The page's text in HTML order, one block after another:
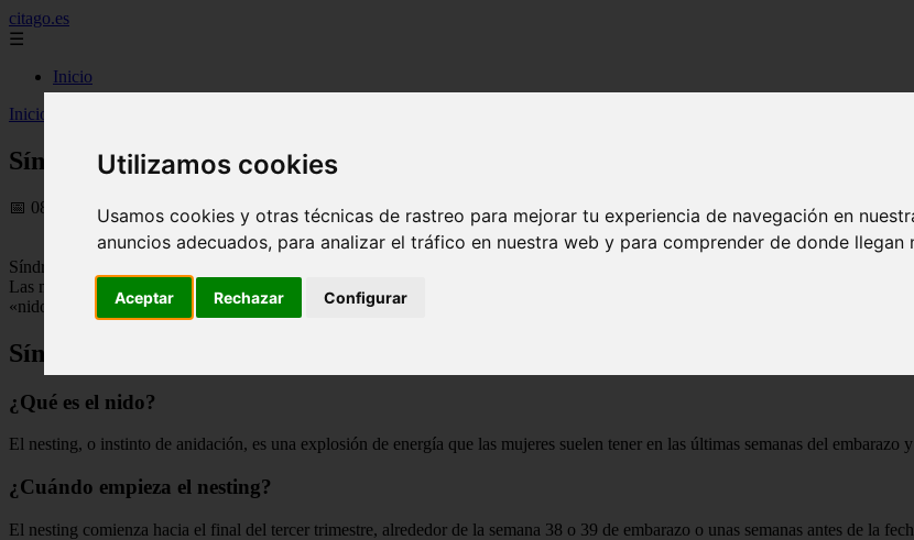
Utilizamos cookies
Usamos cookies y otras técnicas de rastreo para mejorar tu experiencia de navegación en
anuncios adecuados, para analizar el tráfico en nuestra web y para comprender de donde llegan
Aceptar Rechazar Configurar
citago.es
☰
Inicio
Inicio
Síndrome del nido vacío - Apps De Citas
📅 08/09/2025
Síndrome del nido vacío
Las madres hámster lo hacen. Las madres gatas lo hacen. Las aves embarazadas lo hacen. Y si usted es como muchas futuras
«nido» para el bebé que está a punto de nacer.
Síndrome del nido vacío
¿Qué es el nido?
El nesting, o instinto de anidación, es una explosión de energía que las mujeres suelen tener en las últimas semanas del
¿Cuándo empieza el nesting?
El nesting comienza hacia el final del tercer trimestre, alrededor de la semana 38 o 39 de embarazo o unas semanas antes de la